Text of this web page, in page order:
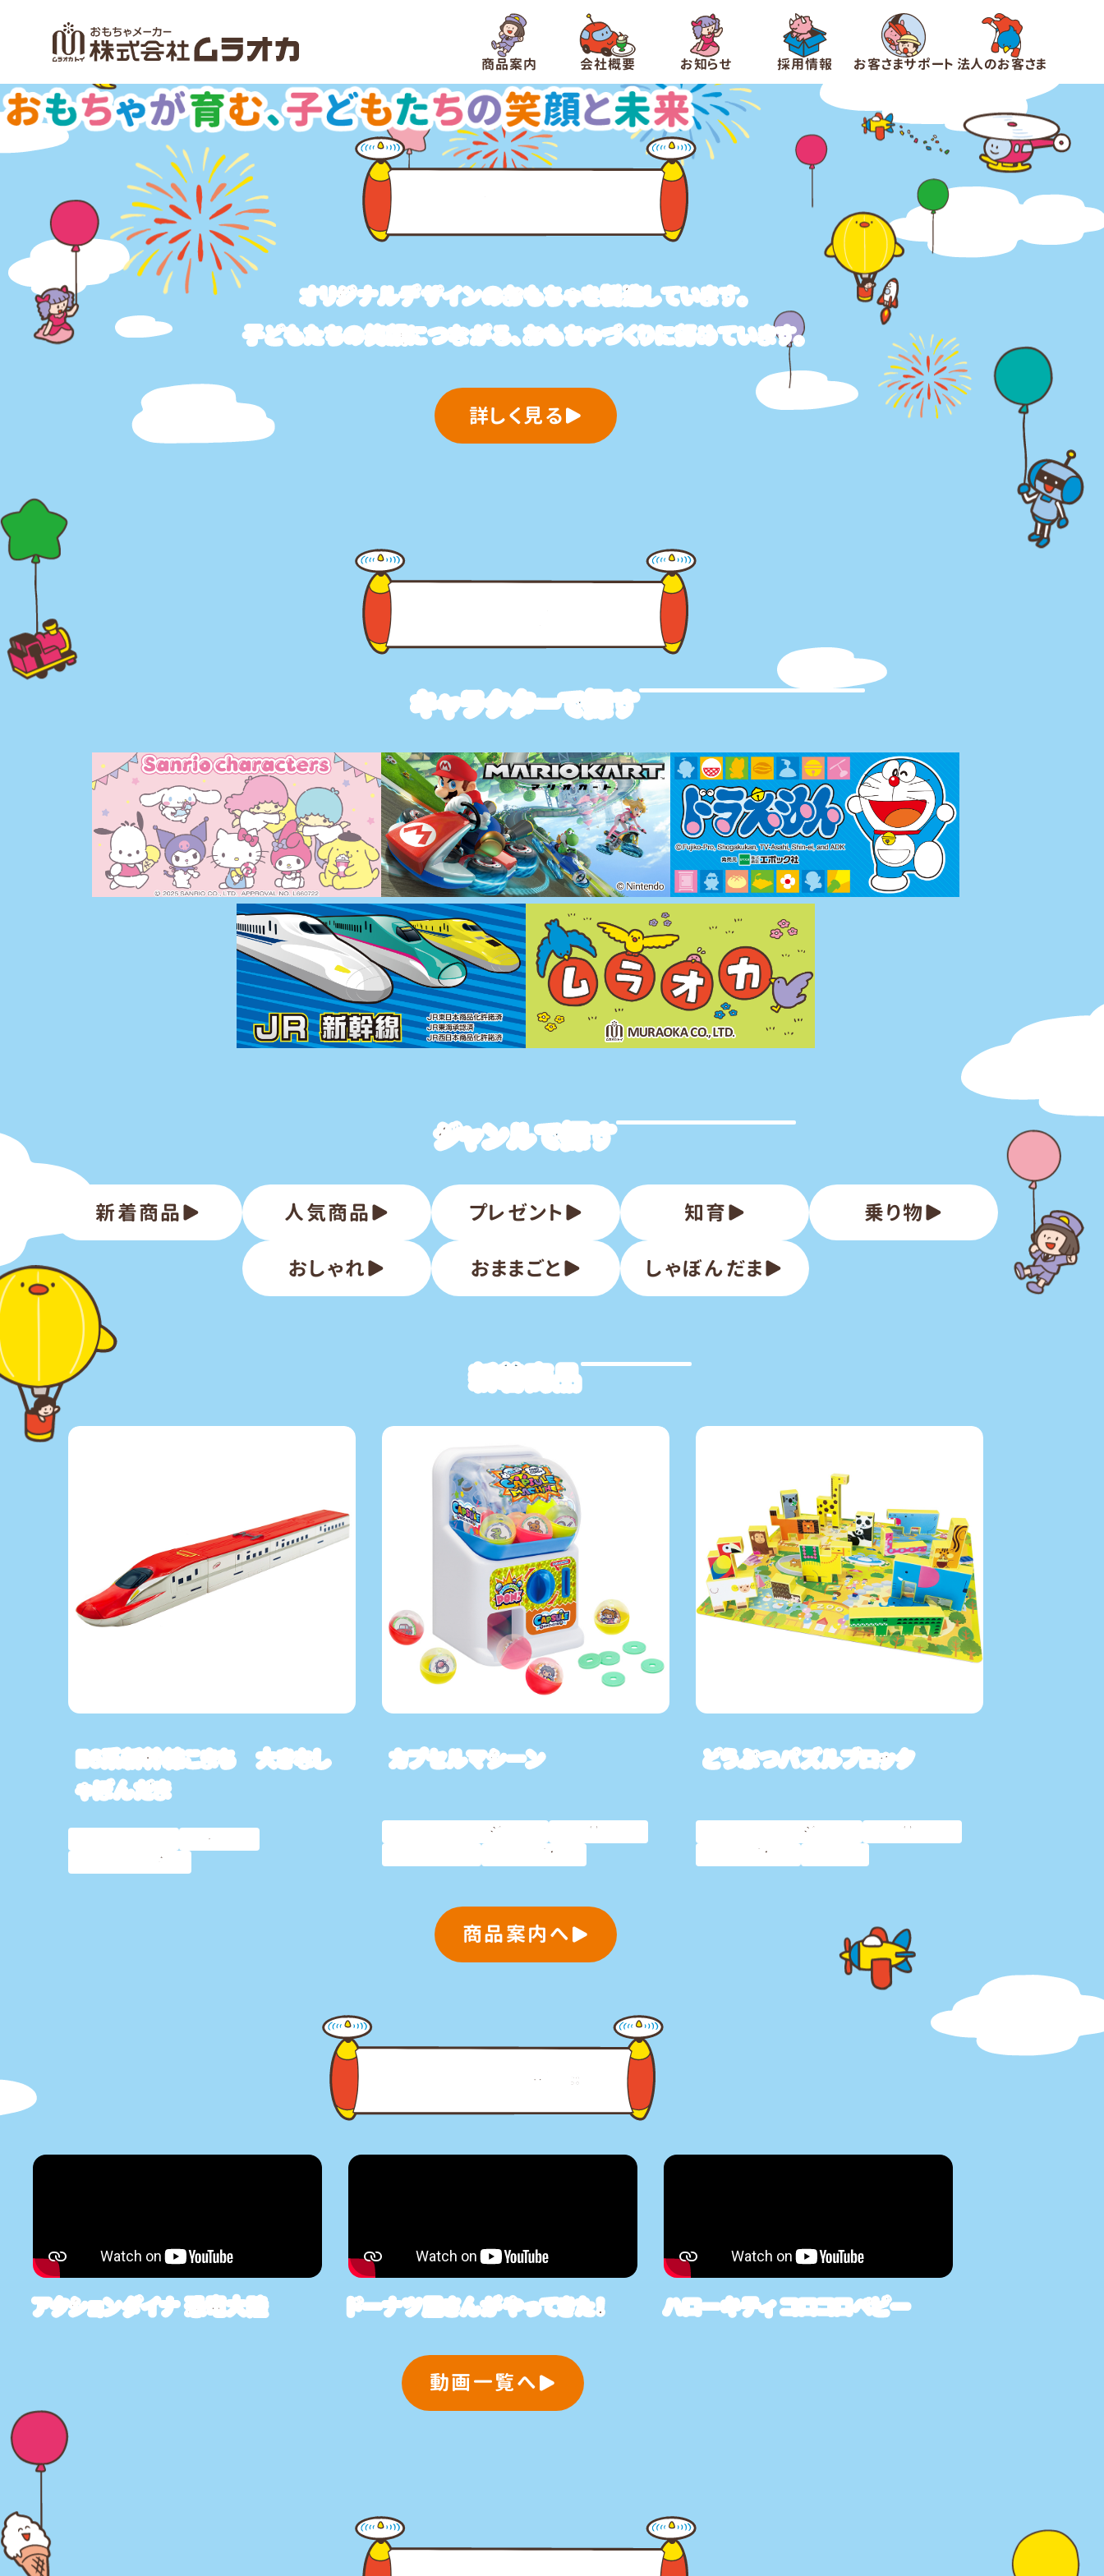
商品案内 会社概要 お知らせ 採用情報 お客さまサポート 法人のお客さま
オリジナルデザインのおもちゃを 製造しています。
子どもたちの笑顔につながる、おもちゃづくりに努めています。
詳しく見る
キャラクターで探す
ジャンルで探す
新着商品 人気商品 プレゼント 知育
乗り物
おしゃれ
おままごと しゃぼんだま
新着商品
E6系新幹線こまち 大きなし
ゃぼんだま
乗り物
しゃぼんだま
カプセルマシーン
ムラオカオリジナル
新着商品
プレゼント
どうぶつパズルブロック
ムラオカオリジナル
新着商品
プレゼント
商品案内へ
YouTube動画
アクションダイナ 恐竜大陸 ドーナツ屋さんがやってきた！ ハローキティ コロコロベビー
動画一覧へ